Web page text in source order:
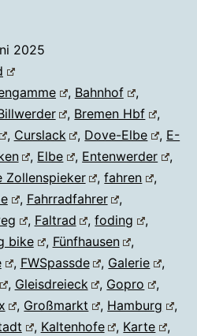
Marschlande
2025
, Bahnhof
,
, Bremen Hbf
,
, Curslack , Dove-Elbe , E-
, Elbe , Entenwerder
,
Zollenspieker ,fahren
,
, Fahrradfahrer
,
, Faltrad ,foding
,
bike , Fünfhausen
,
, FWSpassde , Galerie
,
, Gleisdreieck , Gopro
,
, Großmarkt , Hamburg
,
, Kaltenhofe , Karte
,